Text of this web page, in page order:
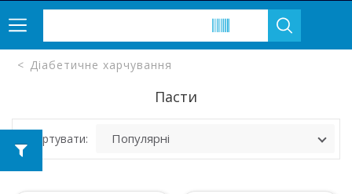
Діабетичне харчування
Пасти
Сортувати: